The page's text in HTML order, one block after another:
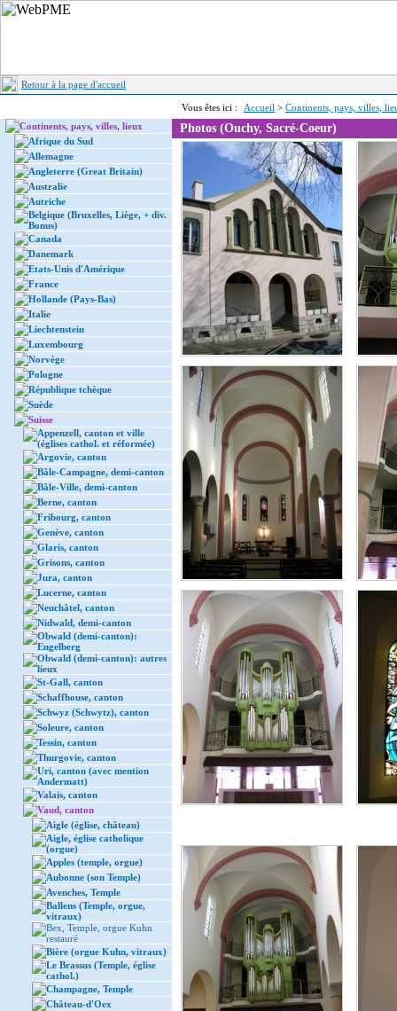
Retour à la page d'accueil
Vous êtes ici : Accueil > Continents, pays, villes,
Continents, pays, villes, lieux
Afrique du Sud
Allemagne
Angleterre (Great Britain)
Australie
Autriche
Belgique (Bruxelles, Liège, + div.
Bonus)
Canada
Danemark
Etats-Unis d'Amérique
France
Hollande (Pays-Bas)
Italie
Liechtenstein
Luxembourg
Norvège
Pologne
République tchèque
Suède
Suisse
Appenzell, canton et ville
(églises cathol. et réformée)
Argovie, canton
Bâle-Campagne, demi-canton
Bâle-Ville, demi-canton
Berne, canton
Fribourg, canton
Genève, canton
Glaris, canton
Grisons, canton
Jura, canton
Lucerne, canton
Neuchâtel, canton
Nidwald, demi-canton
Obwald (demi-canton):
Engelberg
Obwald (demi-canton): autres
lieux
St-Gall, canton
Schaffhouse, canton
Schwyz (Schwytz), canton
Soleure, canton
Tessin, canton
Thurgovie, canton
Uri, canton (avec mention
Andermatt)
Valais, canton
Vaud, canton
Aigle (église, château)
Aigle, église catholique
(orgue)
Apples (temple, orgue)
Aubonne (son Temple)
Avenches, Temple
Ballens (Temple, orgue,
vitraux)
Bex, Temple, orgue Kuhn
restauré
Bière (orgue Kuhn, vitraux)
Le Brassus (Temple, église
cathol.)
Champagne, Temple
Château-d'Oex
Photos (Ouchy, Sacré-Coeur)